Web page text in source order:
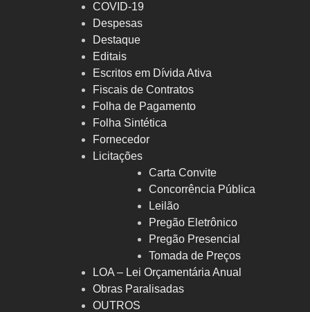
COVID-19
Despesas
Destaque
Editais
Escritos em Dívida Ativa
Fiscais de Contratos
Folha de Pagamento
Folha Sintética
Fornecedor
Licitações
Carta Convite
Concorrência Pública
Leilão
Pregão Eletrônico
Pregão Presencial
Tomada de Preços
LOA – Lei Orçamentária Anual
Obras Paralisadas
OUTROS